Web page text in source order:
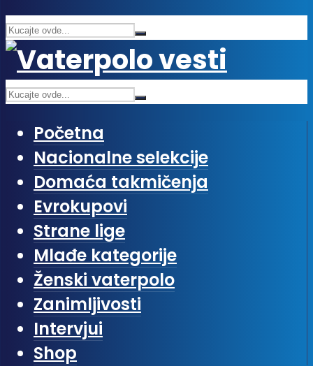
Početna
Nacionalne selekcije
Domaća takmičenja
Evrokupovi
Strane lige
Mlađe kategorije
Ženski vaterpolo
Zanimljivosti
Intervjui
Shop